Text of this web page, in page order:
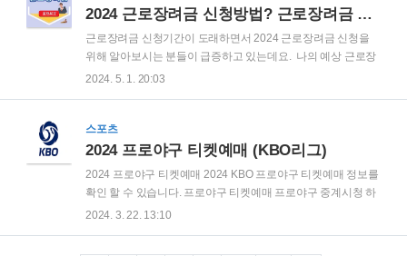
지신 분들이 많으실텐데요. 자세한 내용을 확인하시기 바랍니
금 지급일 근로장려금 지급금액 근로장려금 신청기간 2024 근
로장려금 신청기간구분신청기간정기신청정기 신청기간2024.
5. 1. ~ 5. 31.기한 후 신청기간2024. 6. 1. ~ 11.30.반기신청
2023년 ..
2024 근로장려금 신청방법? 근로장려금 지급일 자격요건 조기지급 금액
근로장려금 신청기간이 도래하면서 2024 근로장려금 신청을
위해 알아보시는 분들이 급증하고 있는데요. 나의 예상 근로장
려금 조회와 함께,근로장려금 바로 신청해 보시기 바랍니다.
기 때문에 큰 틀에서 먼저 근로장려금에 대한 이해를 하면, 장려
금 신청 시 큰 도움이 될 수 있는데요. 우선, 근로장려금 제도는
에 어려움을 겪고 있는 분들의 실질소득에 대한 지원을 함으로
써 근로를 장려하기 위한 근로연계형 소득지원 제도입니다. 여
기서 주목할 점은, 근로장려금은 근로를 장려하기 위한 제도의
취지에 맞게 직장 및 사업 등의 근..
2024. 5. 1. 20:03
스포츠
2024 프로야구 티켓예매 (KBO리그)
2024 프로야구 티켓예매 2024 KBO 프로야구 티켓예매 정보를
확인 할 수 있습니다. 프로야구 티켓예매 프로야구 중계시청 하
이라이트 다시보기 프로야구 경기일정 프로야구 리그순위 프로
2024. 3. 22. 13:10